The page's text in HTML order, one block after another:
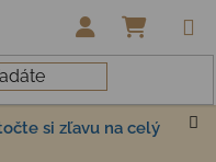
si zľavu na celý